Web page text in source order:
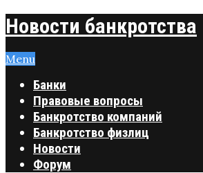
Новости банкротства
Menu
Банки
Правовые вопросы
Банкротство компаний
Банкротство физлиц
Новости
Форум